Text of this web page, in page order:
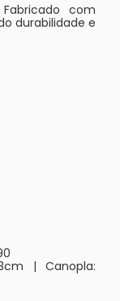
com
durabilidade e
| Canopla: